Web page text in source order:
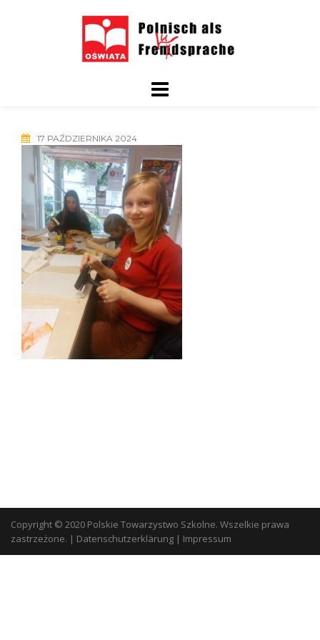
17 PAŹDZIERNIKA 2024
Copyright © 2020 Polskie Towarzystwo Szkolne. Wszelkie prawa
zastrzeżone. | Datenschutzerklärung | Impressum